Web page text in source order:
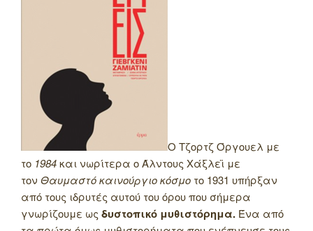
Ο Τζορτζ Όργουελ με
το 1984και νωρίτερα ο Άλντους Χάξλεϊ με
τον Θαυμαστό καινούργιο κόσμο το 1931 υπήρξαν
από τους ιδρυτές αυτού του όρου που σήμερα
γνωρίζουμε ως δυστοπικό μυθιστόρημα. Ένα από